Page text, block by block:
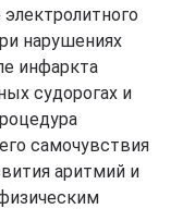
нарушениях
инфаркта
судорогах и
самочувствия
аритмий и